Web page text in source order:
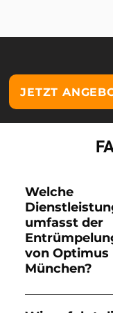
JETZT
Welche
umfasst der
von Optimus
München?
Der